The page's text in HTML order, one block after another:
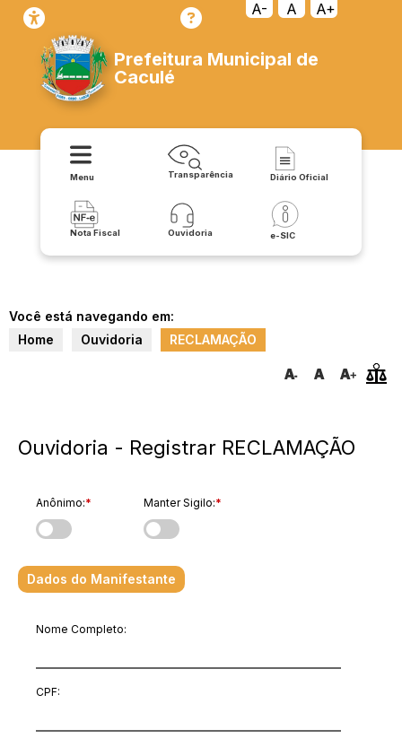
A- A A+
Prefeitura Municipal de
Caculé
Menu Transparência Diário Oficial
Nota Fiscal Ouvidoria e-SIC
Você está navegando em:
Home
Ouvidoria RECLAMAÇÃO
Ouvidoria - Registrar RECLAMAÇÃO
Anônimo:* Manter Sigilo:*
Dados do Manifestante
Nome Completo:
CPF: